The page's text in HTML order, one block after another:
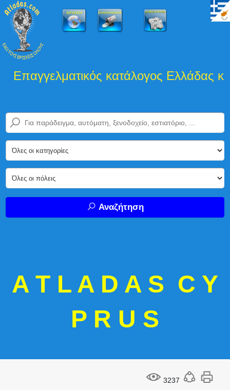
κατάλογος Ελλάδας και
Αναζήτηση
A T L A D A S C Y
P R U S
3237